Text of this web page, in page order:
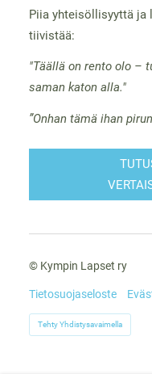
Piia yhteisöllisyyttä ja
tiivistää:
"Täällä on rento olo –
saman katon alla."
”Onhan tämä ihan
© Kympin Lapset ry
Tietosuojaseloste
Tehty Yhdistysavaimella